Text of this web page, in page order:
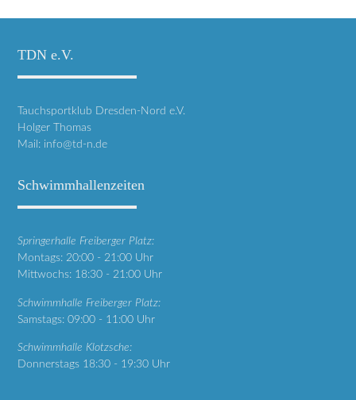
TDN e.V.
Tauchsportklub Dresden-Nord e.V.
Holger Thomas
Mail: info@td-n.de
Schwimmhallenzeiten
Springerhalle Freiberger Platz:
Montags: 20:00 - 21:00 Uhr
Mittwochs: 18:30 - 21:00 Uhr
Schwimmhalle Freiberger Platz:
Samstags: 09:00 - 11:00 Uhr
Schwimmhalle Klotzsche:
Donnerstags 18:30 - 19:30 Uhr